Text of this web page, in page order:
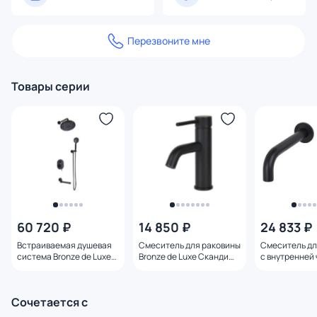
Перезвоните мне
Товары серии
60 720 ₽
Встраиваемая душевая
система Bronze de Luxe
14 850 ₽
Смеситель для раковины
Bronze de Luxe Сканди
24 833 ₽
Смеситель
с
Сочетается с